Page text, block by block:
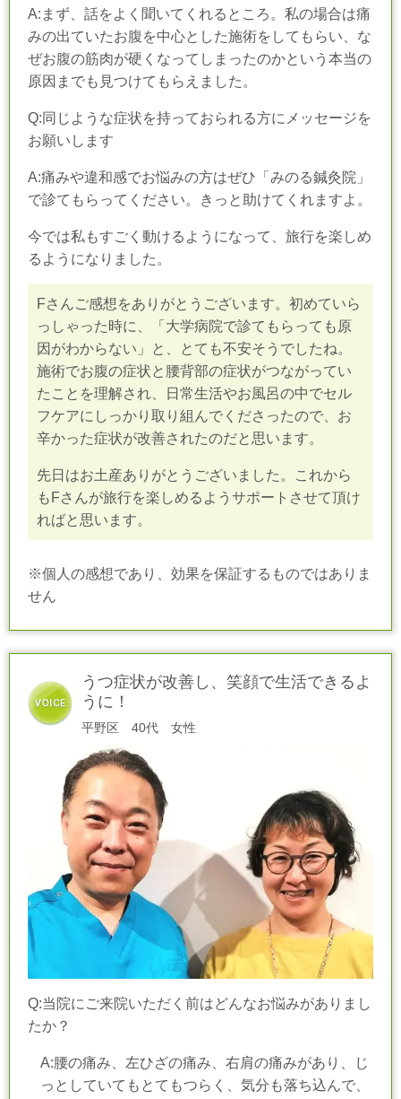
A:まず、話をよく聞いてくれるところ。私の場合は痛
みの出ていたお腹を中心とした施術をしてもらい、な
ぜお腹の筋肉が硬くなってしまったのかという本当の
原因までも見つけてもらえました。
Q:同じような症状を持っておられる方にメッセージを
お願いします
A:痛みや違和感でお悩みの方はぜひ「みのる鍼灸院」
で診てもらってください。きっと助けてくれますよ。
今では私もすごく動けるようになって、旅行を楽しめ
るようになりました。
Fさんご感想をありがとうございます。初めていら
っしゃった時に、「大学病院で診てもらっても原
因がわからない」と、とても不安そうでしたね。
施術でお腹の症状と腰背部の症状がつながってい
たことを理解され、日常生活やお風呂の中でセル
フケアにしっかり取り組んでくださったので、お
辛かった症状が改善されたのだと思います。
先日はお土産ありがとうございました。これから
もFさんが旅行を楽しめるようサポートさせて頂け
ればと思います。
※個人の感想であり、効果を保証するものではありま
せん
うつ症状が改善し、笑顔で生活できるよ
うに！
平野区 40代 女性
Q:当院にご来院いただく前はどんなお悩みがありまし
たか？
A:腰の痛み、左ひざの痛み、右肩の痛みがあり、じ
っとしていてもとてもつらく、気分も落ち込んで、